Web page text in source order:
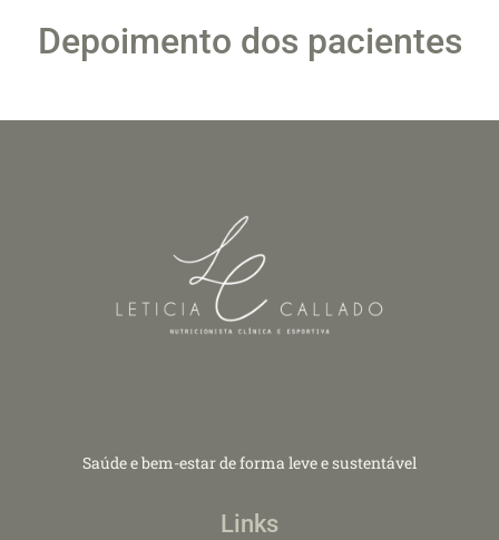
Depoimento dos pacientes
Saúde e bem-estar de forma leve e sustentável
Links